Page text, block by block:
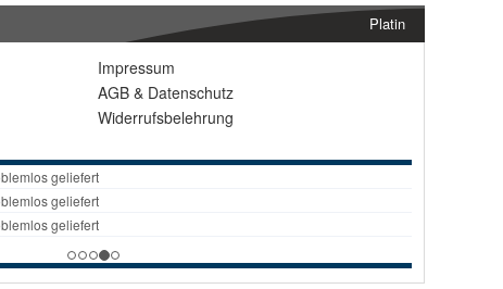
Platin
Impressum
AGB & Datenschutz
Widerrufsbelehrung